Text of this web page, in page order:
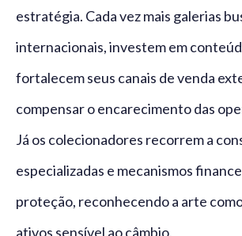
estratégia. Cada vez mais galerias
internacionais, investem em
fortalecem seus canais de venda
compensar o encarecimento das
Já os colecionadores recorrem a
especializadas e mecanismos
proteção, reconhecendo a arte
ativos sensível ao câmbio.